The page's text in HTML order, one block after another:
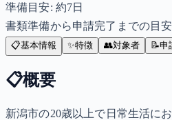
準備目安: 約7日
書類準備から申請完了までの目安
📋基本情報 ✨特徴 👥対象者 📝申
📋概要
新潟市の20歳以上で日常生活に